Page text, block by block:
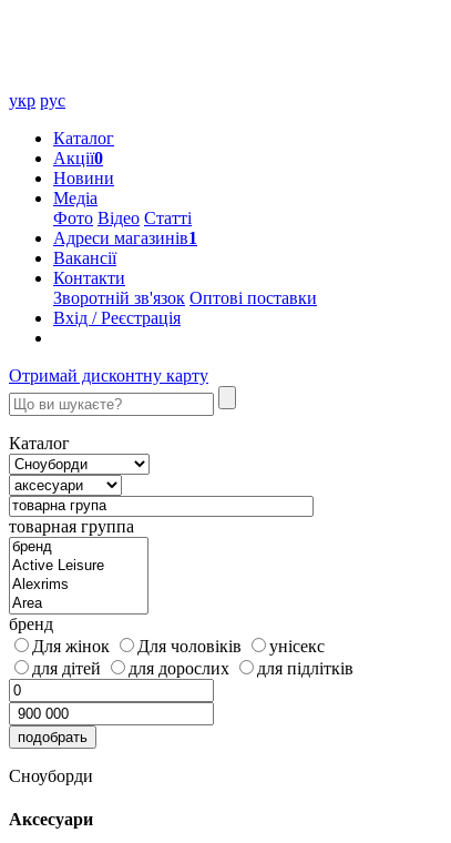
укр рус
Каталог
Акції0
Новини
Медіа
Фото Відео Статті
Адреси магазинів1
Вакансії
Контакти
Зворотній зв'язок Оптові поставки
Вхід / Реєстрація
Отримай дисконтну карту
Каталог
товарная группа
бренд
Для жінок
Для чоловіків
унісекс
для дітей
для дорослих для підлітків
Сноуборди
Аксесуари